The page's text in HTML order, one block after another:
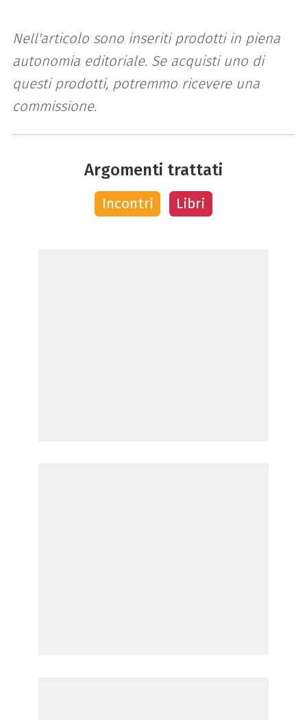
Nell'articolo sono inseriti prodotti in piena
autonomia editoriale. Se acquisti uno di
questi prodotti, potremmo ricevere una
commissione.
Argomenti trattati
Incontri Libri